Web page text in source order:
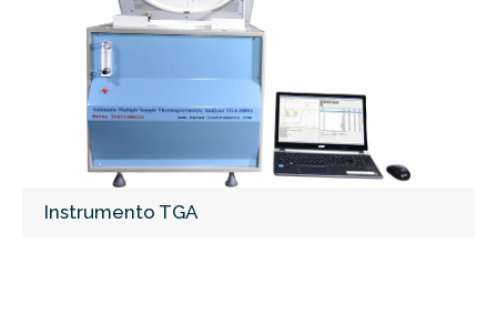
Instrumento TGA